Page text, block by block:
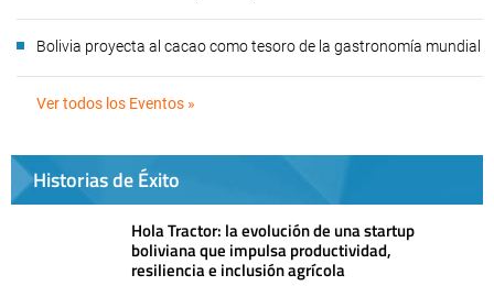
Bolivia proyecta al cacao como tesoro de la gastronomía mundial
Ver todos los Eventos »
Historias de Éxito
Hola Tractor: la evolución de una startup
boliviana que impulsa productividad,
resiliencia e inclusión agrícola